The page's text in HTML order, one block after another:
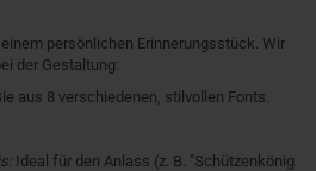
persönlichen Erinnerungsstück. Wir
der Gestaltung:
aus 8 verschiedenen, stilvollen Fonts.
Ideal für den Anlass (z. B. "Schützenkönig